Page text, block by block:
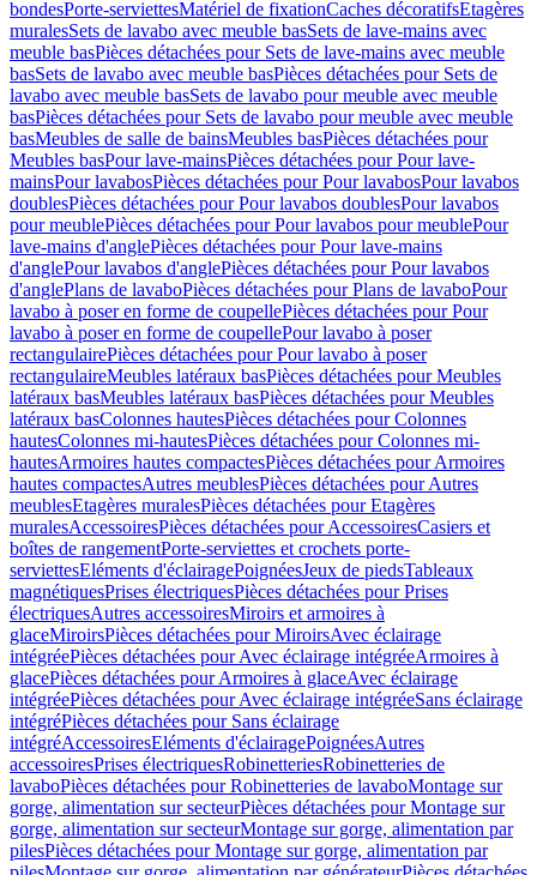
bondesPorte-serviettesMatériel de fixationCaches décoratifsEtagères
muralesSets de lavabo avec meuble basSets de lave-mains avec
meuble basPièces détachées pour Sets de lave-mains avec meuble
basSets de lavabo avec meuble basPièces détachées pour Sets de
lavabo avec meuble basSets de lavabo pour meuble avec meuble
basPièces détachées pour Sets de lavabo pour meuble avec meuble
basMeubles de salle de bainsMeubles basPièces détachées pour
Meubles basPour lave-mainsPièces détachées pour Pour lave-
mainsPour lavabosPièces détachées pour Pour lavabosPour lavabos
doublesPièces détachées pour Pour lavabos doublesPour lavabos
pour meublePièces détachées pour Pour lavabos pour meublePour
lave-mains d'anglePièces détachées pour Pour lave-mains
d'anglePour lavabos d'anglePièces détachées pour Pour lavabos
d'anglePlans de lavaboPièces détachées pour Plans de lavaboPour
lavabo à poser en forme de coupellePièces détachées pour Pour
lavabo à poser en forme de coupellePour lavabo à poser
rectangulairePièces détachées pour Pour lavabo à poser
rectangulaireMeubles latéraux basPièces détachées pour Meubles
latéraux basMeubles latéraux basPièces détachées pour Meubles
latéraux basColonnes hautesPièces détachées pour Colonnes
hautesColonnes mi-hautesPièces détachées pour Colonnes mi-
hautesArmoires hautes compactesPièces détachées pour Armoires
hautes compactesAutres meublesPièces détachées pour Autres
meublesEtagères muralesPièces détachées pour Etagères
muralesAccessoiresPièces détachées pour AccessoiresCasiers et
boîtes de rangementPorte-serviettes et crochets porte-
serviettesEléments d'éclairagePoignéesJeux de piedsTableaux
magnétiquesPrises électriquesPièces détachées pour Prises
électriquesAutres accessoiresMiroirs et armoires à
glaceMiroirsPièces détachées pour MiroirsAvec éclairage
intégréePièces détachées pour Avec éclairage intégréeArmoires à
glacePièces détachées pour Armoires à glaceAvec éclairage
intégréePièces détachées pour Avec éclairage intégréeSans éclairage
intégréPièces détachées pour Sans éclairage
intégréAccessoiresEléments d'éclairagePoignéesAutres
accessoiresPrises électriquesRobinetteriesRobinetteries de
lavaboPièces détachées pour Robinetteries de lavaboMontage sur
gorge, alimentation sur secteurPièces détachées pour Montage sur
gorge, alimentation sur secteurMontage sur gorge, alimentation par
pilesPièces détachées pour Montage sur gorge, alimentation par